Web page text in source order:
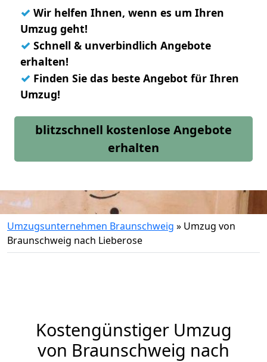
✓ Wir helfen Ihnen, wenn es um Ihren
Umzug geht!
✓ Schnell & unverbindlich Angebote
erhalten!
✓ Finden Sie das beste Angebot für Ihren
Umzug!
blitzschnell kostenlose Angebote
erhalten
Umzugsunternehmen Braunschweig » Umzug von
Braunschweig nach Lieberose
Kostengünstiger Umzug
von Braunschweig nach